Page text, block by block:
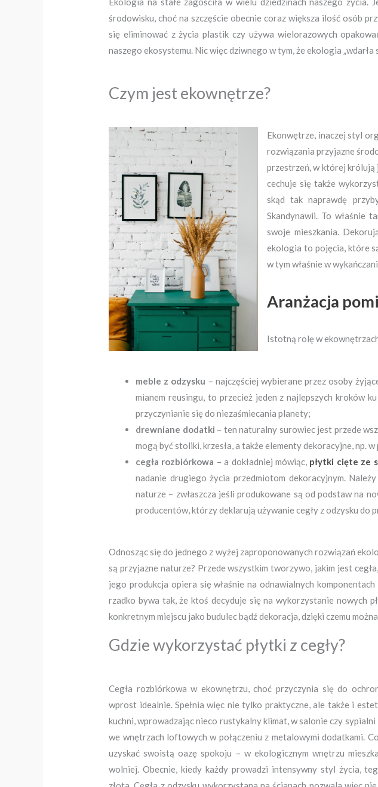
środowisku, choć na szczęście obecnie coraz większa ilość osób
się eliminować z życia plastik czy używa wielorazowych
naszego ekosystemu. Nic więc dziwnego w tym, że ekologia
Czym jest ekownętrze?
Ekonwętrze, inaczej styl
rozwiązania przyjazne
przestrzeń, w której królują
cechuje się także
skąd tak naprawdę
Skandynawii. To właśnie
swoje mieszkania.
ekologia to pojęcia, które
w tym właśnie w
Aranżacja
Istotną rolę w
meble z odzysku – najczęściej wybierane przez osoby
mianem reusingu, to przecież jeden z najlepszych kroków
przyczynianie się do niezaśmiecania planety;
drewniane dodatki – ten naturalny surowiec jest przede
mogą być stoliki, krzesła, a także elementy dekoracyjne, np. w
cegła rozbiórkowa – a dokładniej mówiąc, płytki cięte ze
nadanie drugiego życia przedmiotom dekoracyjnym.
naturze – zwłaszcza jeśli produkowane są od podstaw na
producentów, którzy deklarują używanie cegły z odzysku do
Odnosząc się do jednego z wyżej zaproponowanych rozwiązań
są przyjazne naturze? Przede wszystkim tworzywo, jakim jest
jego produkcja opiera się właśnie na odnawialnych
rzadko bywa tak, że ktoś decyduje się na wykorzystanie nowych
konkretnym miejscu jako budulec bądź dekoracja, dzięki czemu
Gdzie wykorzystać płytki z cegły?
Cegła rozbiórkowa w ekownętrzu, choć przyczynia się do
wprost idealnie. Spełnia więc nie tylko praktyczne, ale także i
kuchni, wprowadzając nieco rustykalny klimat, w salonie czy
we wnętrzach loftowych w połączeniu z metalowymi dodatkami.
uzyskać swoistą oazę spokoju – w ekologicznym wnętrzu
wolniej. Obecnie, kiedy każdy prowadzi intensywny styl życia,